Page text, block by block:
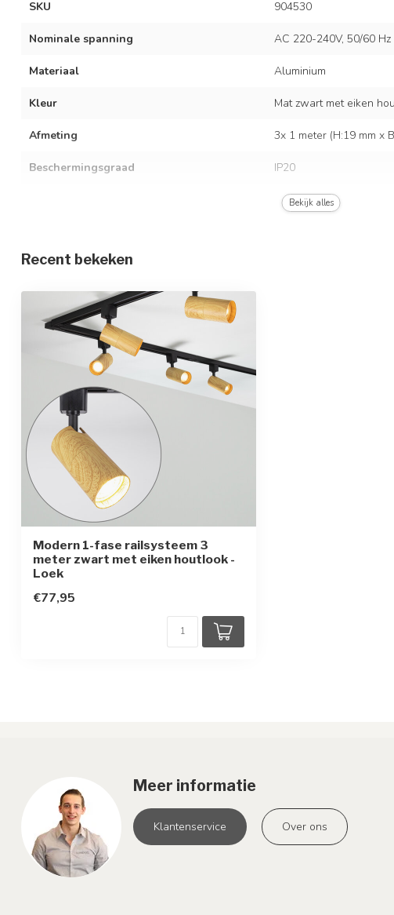
SKU 904530
Nominale spanning AC 220-240V, 50/60 Hz
Materiaal Aluminium
Kleur Mat zwart met eiken
Afmeting 3x 1 meter (H:19 mm x
Beschermingsgraad IP20
Bekijk alles
Recent bekeken
Modern 1-fase railsysteem 3
meter zwart met eiken houtlook -
Loek
€77,95
Meer informatie
Klantenservice Over ons